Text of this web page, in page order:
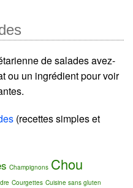
de salades avez-
ou un ingrédient pour voir
(recettes simples et
Champignons Chou
Courgettes Cuisine sans gluten